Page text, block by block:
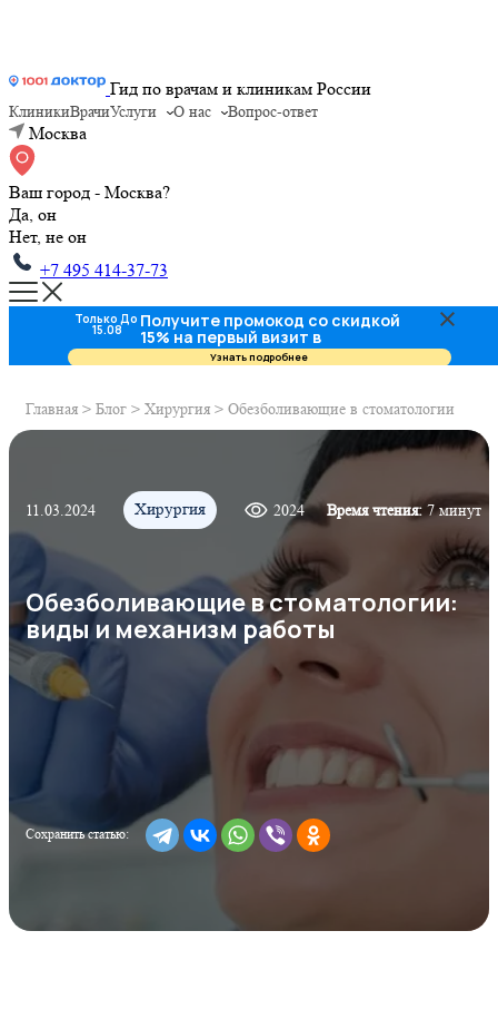
Гид по врачам и клиникам России
КлиникиВрачиУслуги О нас Вопрос-ответ
Москва
Ваш город - Москва?
Да, он
Нет, не он
+7 495 414-37-73
Главная > Блог > Хирургия > Обезболивающие в стоматологии
11.03.2024 Хирургия 2024 Время чтения: 7 минут
Обезболивающие в стоматологии:
виды и механизм работы
Сохранить статью:
Только До
15.08 Получите промокод со скидкой
15% на первый визит в
стоматологию
Узнать подробнее